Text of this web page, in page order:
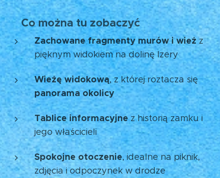
🧭Co można tu zobaczyć
Zachowane fragmenty murów i wież z
pięknym widokiem na dolinę Izery
Wieżę widokową, z której roztacza się
panorama okolicy
Tablice informacyjnez historią zamku i
jego właścicieli
Spokojne otoczenie, idealne na piknik,
zdjęcia i odpoczynek w drodze